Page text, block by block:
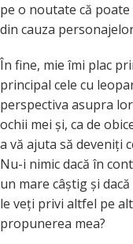
pe o noutate că
din cauza
În fine, mie îmi plac
principal cele cu
perspectiva asupra
ochii mei și, ca de
a vă ajuta să deveniți
Nu-i nimic dacă în
un mare câștig și
le veți privi altfel pe
propunerea mea?